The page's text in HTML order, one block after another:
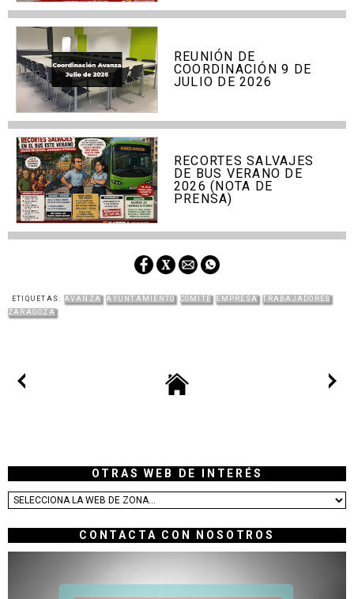
REUNIÓN DE
COORDINACIÓN 9 DE
JULIO DE 2026
RECORTES SALVAJES
DE BUS VERANO DE
2026 (NOTA DE
PRENSA)
ETIQUETAS: AVANZA AYUNTAMIENTO COMITÉ EMPRESA
TRABAJADORES
ZARAGOZA
OTRAS WEB DE INTERÉS
CONTACTA CON NOSOTROS